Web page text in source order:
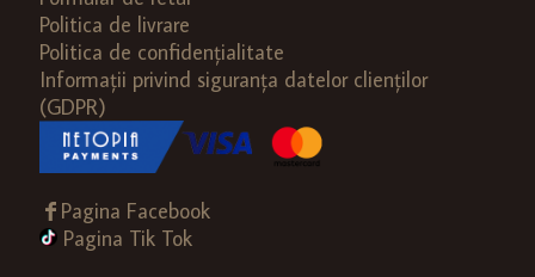
Politica de livrare
Politica de confidențialitate
Informații privind siguranța datelor clienților
(GDPR)
Pagina Facebook
Pagina Tik Tok